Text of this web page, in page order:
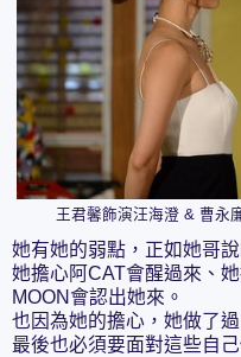
王君馨飾演汪海澄 & 曹永
她有她的弱點，正如她哥
她擔心阿CAT會醒過來、
MOON會認出她來。
也因為她的擔心，她做了過
最後也必須要面對這些自